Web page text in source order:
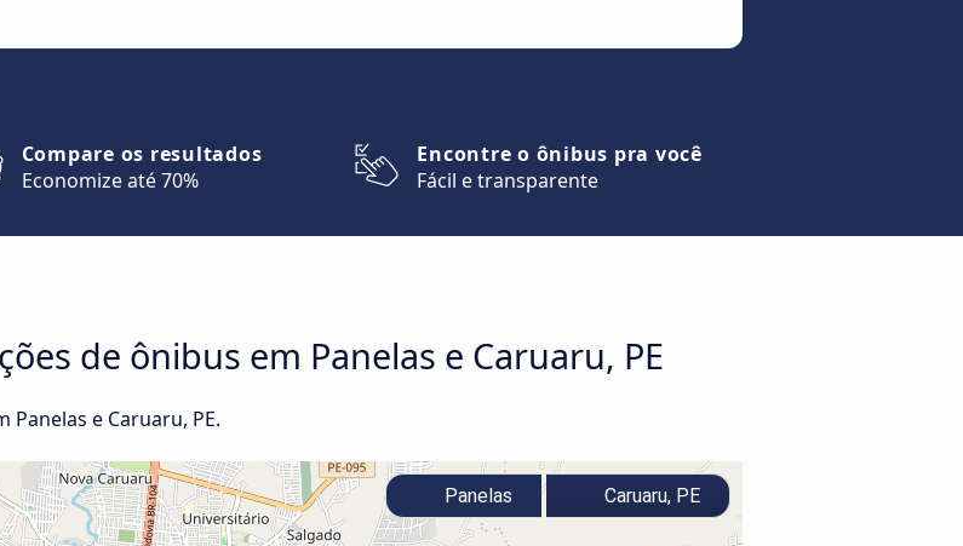
Compare os resultados
Economize até 70%
Encontre o ônibus pra você
Fácil e transparente
de ônibus em Panelas e Caruaru, PE
e Caruaru, PE.
Panelas Caruaru, PE